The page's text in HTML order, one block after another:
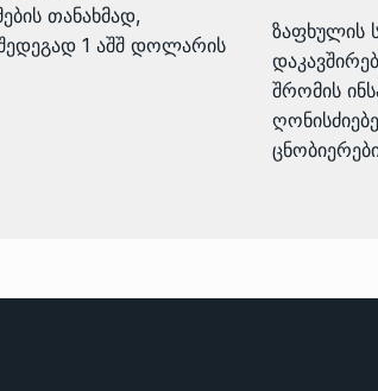
თანახმად,
1 აშშ დოლარის
ზაფხულის
შრომის